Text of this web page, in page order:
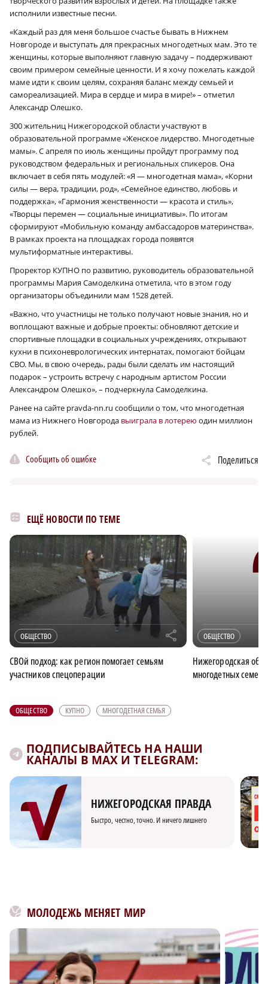
исполнили известные песни.
«Каждый раз для меня большое счастье бывать в Нижнем
Новгороде и выступать для прекрасных многодетных мам. Это те
женщины, которые выполняют главную задачу – поддерживают
своим примером семейные ценности. И я хочу пожелать каждой
маме идти к своим целям, сохраняя баланс между семьей и
самореализацией. Мира в сердце и мира в мире!» – отметил
Александр Олешко.
300 жительниц Нижегородской области участвуют в
образовательной программе «Женское лидерство. Многодетные
мамы». С апреля по июль женщины пройдут программу под
руководством федеральных и региональных спикеров. Она
включает в себя пять модулей: «Я — многодетная мама», «Корни
силы — вера, традиции, род», «Семейное единство, любовь и
поддержка», «Гармония женственности — красота и стиль»,
«Творцы перемен — социальные инициативы». По итогам
сформируют «Мобильную команду амбассадоров материнства».
В рамках проекта на площадках города появятся
мультиформатные интерактивы.
Проректор КУПНО по развитию, руководитель образовательной
программы Мария Самоделкина отметила, что в этом году
организаторы объединили мам 1528 детей.
«Важно, что участницы не только получают новые знания, но и
воплощают важные и добрые проекты: обновляют детские и
спортивные площадки в социальных учреждениях, открывают
кухни в психоневрологических интернатах, помогают бойцам
СВО. Мы, в свою очередь, рады были сделать им настоящий
подарок – устроить встречу с народным артистом России
Александром Олешко», – подчеркнула Самоделкина.
Ранее на сайте pravda-nn.ru сообщили о том, что многодетная
мама из Нижнего Новгорода выиграла в лотерею один миллион
рублей.
Сообщить об ошибке Поделиться
ЕЩЁ НОВОСТИ ПО ТЕМЕ
ОБЩЕСТВО r
СВОй подход: как регион помогает семьям
участников спецоперации
ОБЩЕСТВО
Нижегородская
многодетных семей
ОБЩЕСТВО КУПНО МНОГОДЕТНАЯ СЕМЬЯ
ПОДПИСЫВАЙТЕСЬ НА НАШИ
КАНАЛЫ В MAX И TELEGRAM:
НИЖЕГОРОДСКАЯ ПРАВДА
Быстро, честно, точно. И ничего лишнего
МОЛОДЕЖЬ МЕНЯЕТ МИР
×